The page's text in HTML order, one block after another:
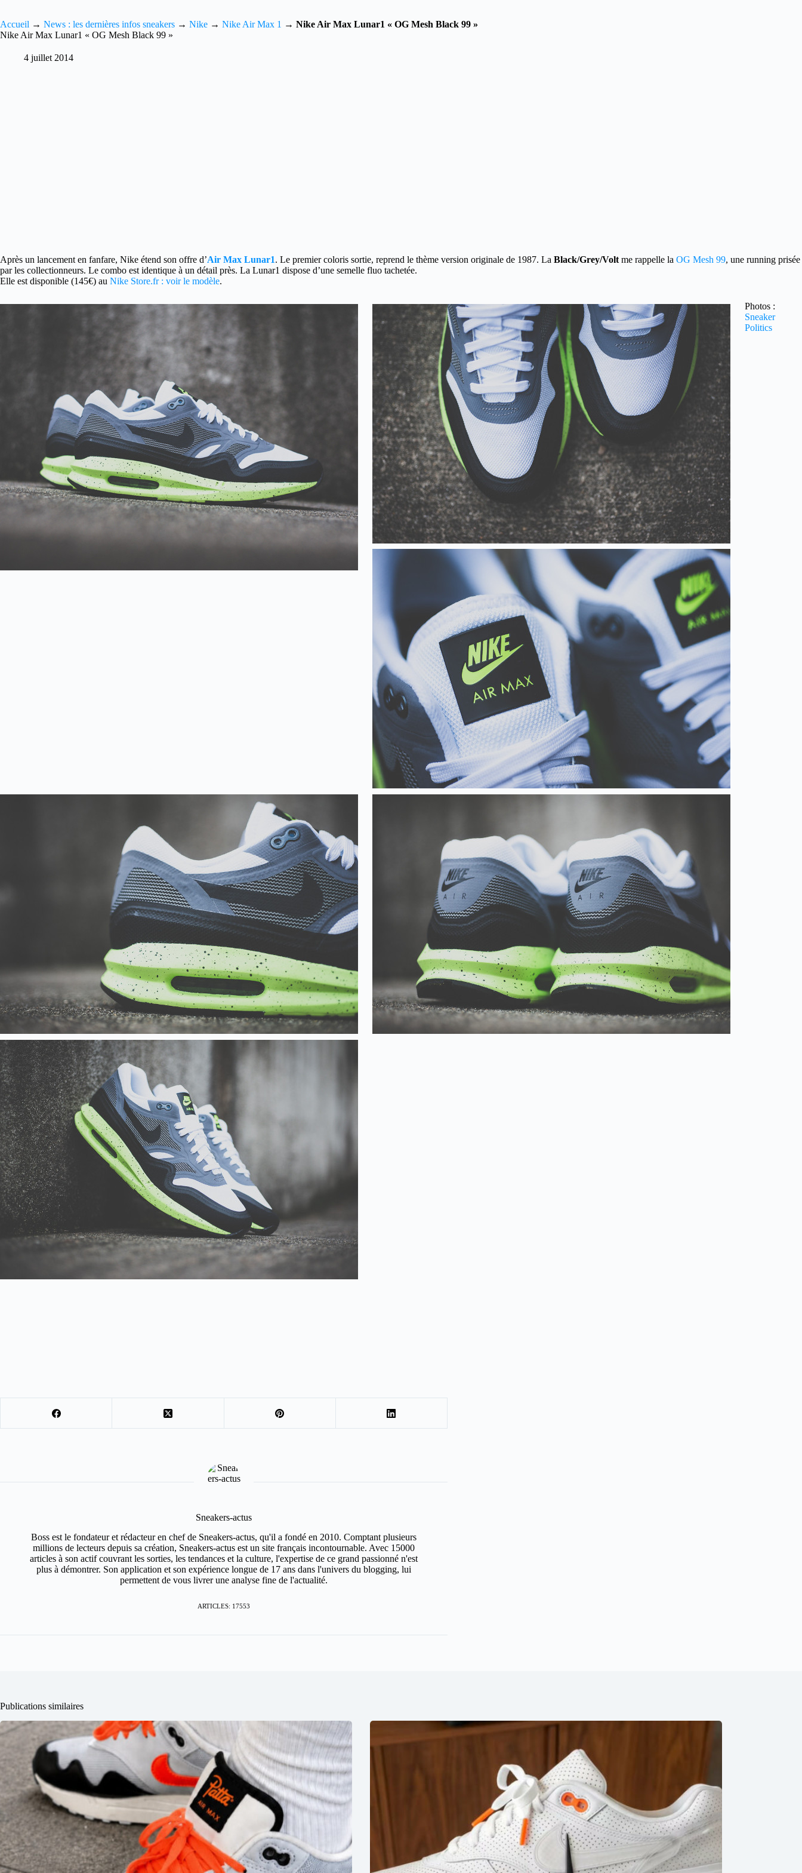
Accueil → News : les dernières infos sneakers → Nike → Nike Air Max 1 → Nike Air Max Lunar1 « OG Mesh Black 99 »
Nike Air Max Lunar1 « OG Mesh Black 99 »
4 juillet 2014
Après un lancement en fanfare, Nike étend son offre d’Air Max Lunar1. Le premier coloris sortie, reprend le thème version originale de 1987. La Black/Grey/Volt me rappelle la OG Mesh 99, une running prisée
par les collectionneurs. Le combo est identique à un détail près. La Lunar1 dispose d’une semelle fluo tachetée.
Elle est disponible (145€) au Nike Store.fr : voir le modèle.
Photos :
Sneaker
Politics
Sneakers-actus
Boss est le fondateur et rédacteur en chef de Sneakers-actus, qu'il a fondé en 2010. Comptant plusieurs
millions de lecteurs depuis sa création, Sneakers-actus est un site français incontournable. Avec 15000
articles à son actif couvrant les sorties, les tendances et la culture, l'expertise de ce grand passionné n'est
plus à démontrer. Son application et son expérience longue de 17 ans dans l'univers du blogging, lui
permettent de vous livrer une analyse fine de l'actualité.
ARTICLES: 17553
Publications similaires